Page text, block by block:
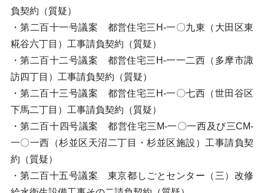
負契約（質疑）
・第二百十一号議案 都営住宅三H-一〇九東（大田区東
糀谷六丁目）工事請負契約（質疑）
・第二百十二号議案 都営住宅三H-一一二西（多摩市諏
訪四丁目）工事請負契約（質疑）
・第二百十三号議案 都営住宅三H-一〇七西（世田谷区
下馬二丁目）工事請負契約（質疑）
・第二百十四号議案 都営住宅三M-一〇一西及び三CM-
一〇一西（杉並区天沼二丁目・杉並区施設）工事請負契
約（質疑）
・第二百十五号議案 東京都しごとセンター（三）改修